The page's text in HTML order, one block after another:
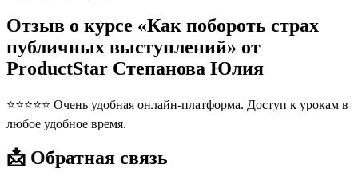
Отзыв о курсе «Как побороть страх
публичных выступлений» от
ProductStar Степанова Юлия
⭐⭐⭐⭐⭐ Очень удобная онлайн-платформа. Доступ к урокам в
любое удобное время.
📩 Обратная связь